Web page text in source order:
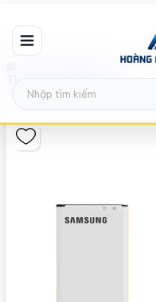
Thay pin Samsung A03